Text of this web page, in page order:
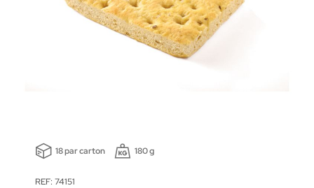
18 par carton 180 g
REF: 74151